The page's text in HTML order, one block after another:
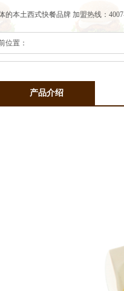
的本土西式快餐品牌 加盟热线：
位置：
产品介绍